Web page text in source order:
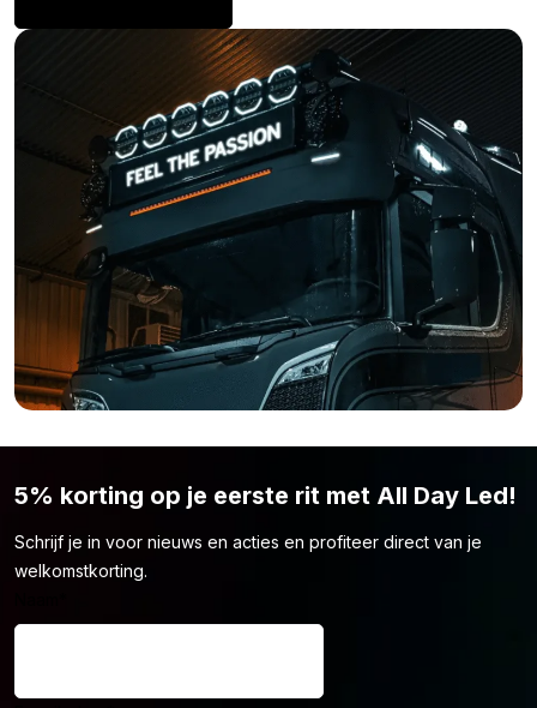
Overige afmetingen:
Is deze Strands Siberia LED bar 130w toch niet de maat
waarnaar je opzoek bent? Weet dan dat de single row LED
verstraler ook beschikbaar is in de volgende afmetingen:
12 inch Strands LED bar single row
22 inch Strands LED bar single row
32 inch Strands LED bar single row
50 inch Strands LED bar single row
Ben je nog steeds niet overtuigd dat de Strands Siberia LED bar
single row 42inch is waarnaar je opzoek bent? Simpelweg
omdat de lichtopbrengst, wattage of vorm niet naar wens is?
Bekijk dan hier het complete aanbod van
Strands. Wellicht vind
5% korting op je eerste rit met All Day Led!
Schrijf je in voor nieuws en acties en profiteer direct van je
welkomstkorting.